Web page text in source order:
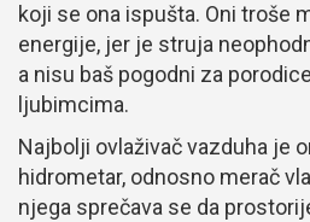
koji se ona ispušta. Oni troše
energije, jer je struja
a nisu baš pogodni za
ljubimcima.
Najbolji ovlaživač vazduha je
hidrometar, odnosno merač
njega sprečava se da